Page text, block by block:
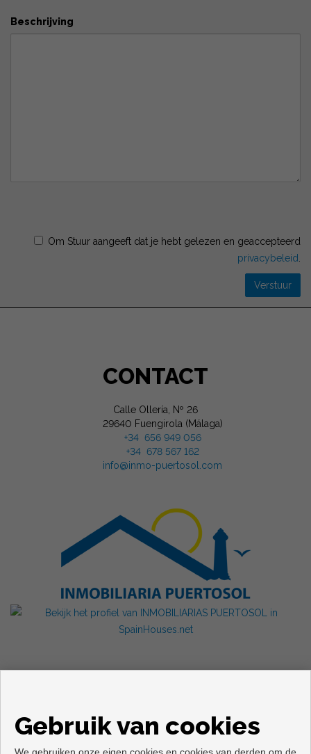
Beschrijving
Om Stuur aangeeft dat je hebt gelezen en geaccepteerd
privacybeleid
Verstuur
CONTACT
Calle Ollería, Nº 26
29640 Fuengirola (Málaga)
+34 656 949 056
+34 678 567 162
info@inmo-puertosol.com
Gebruik van cookies